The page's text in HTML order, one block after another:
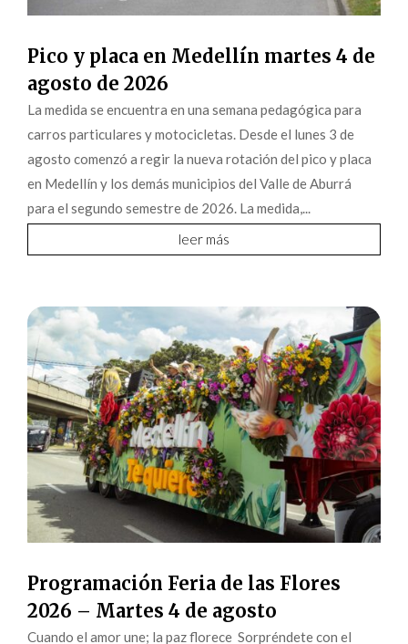
Pico y placa en Medellín martes 4 de
agosto de 2026
La medida se encuentra en una semana pedagógica para
carros particulares y motocicletas. Desde el lunes 3 de
agosto comenzó a regir la nueva rotación del pico y placa
en Medellín y los demás municipios del Valle de Aburrá
para el segundo semestre de 2026. La medida,...
leer más
Programación Feria de las Flores
2026 – Martes 4 de agosto
Cuando el amor une; la paz florece Sorpréndete con el